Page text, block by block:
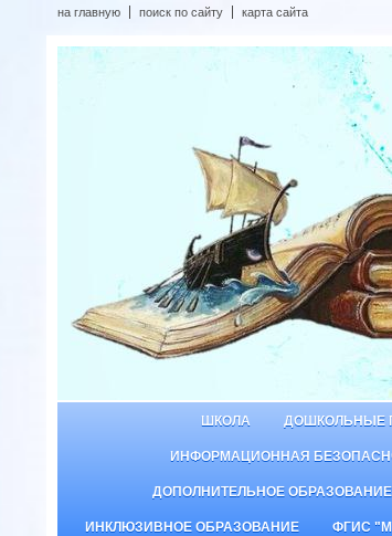
на главную поиск по сайту карта сайта
ШКОЛА ДОШКОЛЬНЫЕ
ИНФОРМАЦИОННАЯ
ДОПОЛНИТЕЛЬНОЕ ОБРАЗОВАНИЕ
ИНКЛЮЗИВНОЕ ОБРАЗОВАНИЕ ФГИС